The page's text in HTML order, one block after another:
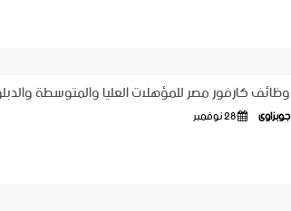
وظائف كارفور مصر للمؤهلات العليا والمتوسطة
جوبزاوى
28 نوفمبر